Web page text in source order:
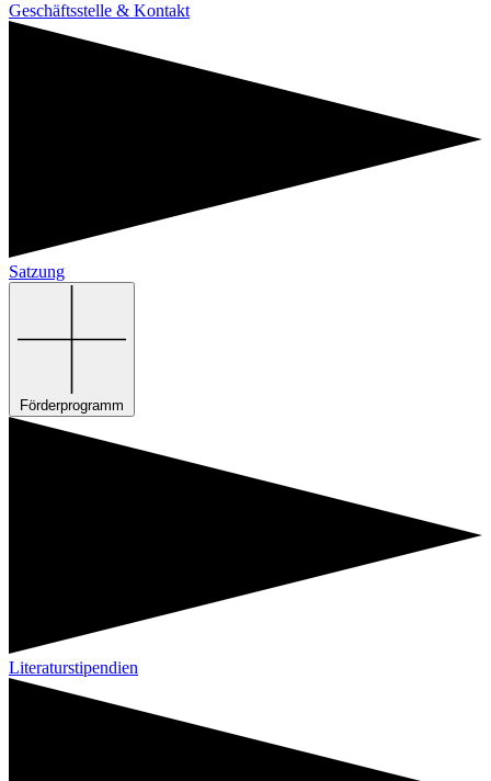
Geschäftsstelle & Kontakt
Satzung
Förderprogramm
Literaturstipendien